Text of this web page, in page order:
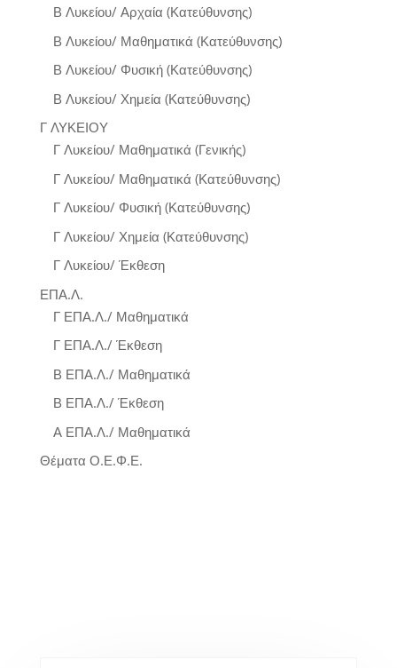
Β Λυκείου/ Αρχαία (Κατεύθυνσης)
Β Λυκείου/ Μαθηματικά (Κατεύθυνσης)
Β Λυκείου/ Φυσική (Κατεύθυνσης)
Β Λυκείου/ Χημεία (Κατεύθυνσης)
Γ ΛΥΚΕΙΟΥ
Γ Λυκείου/ Μαθηματικά (Γενικής)
Γ Λυκείου/ Μαθηματικά (Κατεύθυνσης)
Γ Λυκείου/ Φυσική (Κατεύθυνσης)
Γ Λυκείου/ Χημεία (Κατεύθυνσης)
Γ Λυκείου/ Έκθεση
ΕΠΑ.Λ.
Γ ΕΠΑ.Λ./ Μαθηματικά
Γ ΕΠΑ.Λ./ Έκθεση
Β ΕΠΑ.Λ./ Μαθηματικά
Β ΕΠΑ.Λ./ Έκθεση
Α ΕΠΑ.Λ./ Μαθηματικά
Θέματα Ο.Ε.Φ.Ε.